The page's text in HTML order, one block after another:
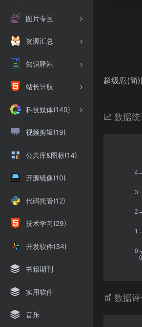
图片专区
资源汇总
知识驿站
站长导航
科技媒体(149)
视频剪辑(19)
公共库&图标(14)
开源镜像(10)
代码托管(12)
技术学习(29)
开发软件(34)
书籍期刊
实用软件
音乐
超级忍(简
数据
数据